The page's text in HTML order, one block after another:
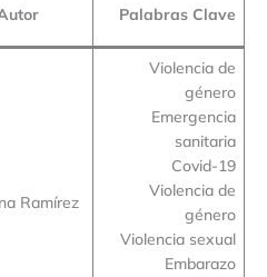
Palabras Clave
Ramírez
Violencia de
género
Emergencia
sanitaria
Covid-19
Violencia de
género
Violencia sexual
Embarazo